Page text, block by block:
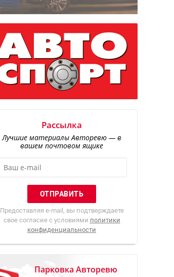
Рассылка
Лучшие материалы Авторевю — в
вашем почтовом ящике
Предоставляя e-mail, вы подтверждаете
свое согласие с условиями политики
конфиденциальности
Парковка Авторевю